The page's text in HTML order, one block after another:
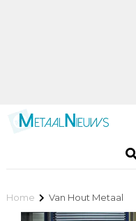
Home Van Hout Metaal